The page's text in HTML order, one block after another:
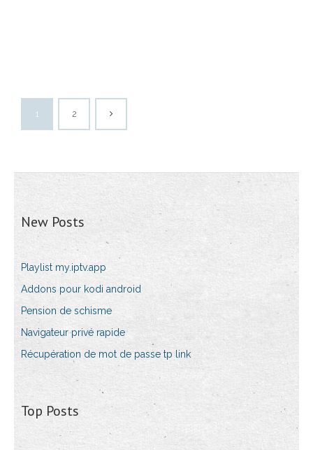
1 2
New Posts
Playlist my.iptv.app
Addons pour kodi android
Pension de schisme
Navigateur privé rapide
Récupération de mot de passe tp link
Top Posts